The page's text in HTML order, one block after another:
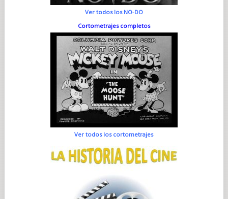
Ver todos los NO-DO
Cortometrajes completos
Ver todos los cortometrajes